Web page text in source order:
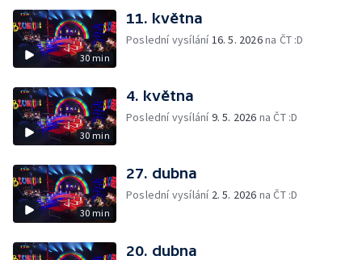
30 min
11. května
Poslední vysílání16. 5. 2026na ČT :D
30 min
4. května
Poslední vysílání9. 5. 2026 na ČT :D
30 min
27. dubna
Poslední vysílání 2. 5. 2026 na ČT :D
20. dubna